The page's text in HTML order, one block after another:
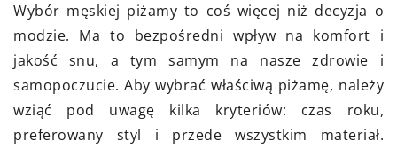
Wybór męskiej piżamy to coś więcej niż decyzja o
modzie. Ma to bezpośredni wpływ na komfort i
jakość snu, a tym samym na nasze zdrowie i
samopoczucie. Aby wybrać właściwą piżamę, należy
wziąć pod uwagę kilka kryteriów: czas roku,
preferowany styl i przede wszystkim materiał.